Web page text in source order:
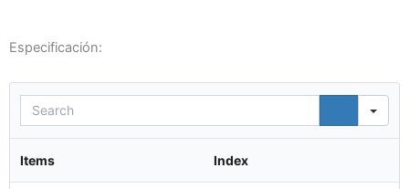
Especificación:
Items Index